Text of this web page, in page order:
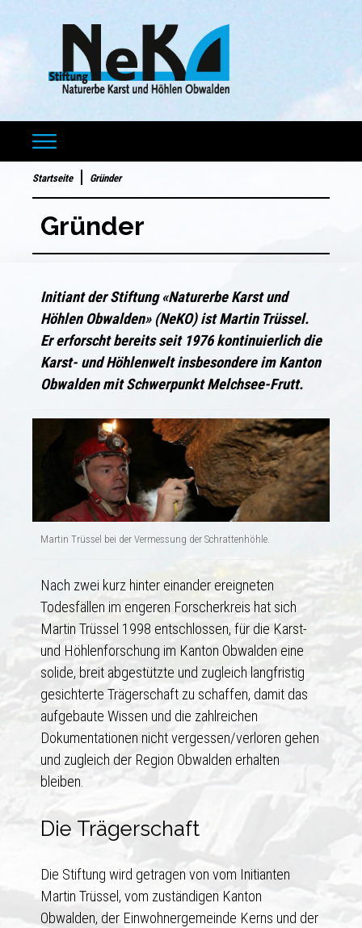
Startseite Gründer
Gründer
Initiant der Stiftung «Naturerbe Karst und
Höhlen Obwalden» (NeKO) ist Martin Trüssel.
Er erforscht bereits seit 1976 kontinuierlich die
Karst- und Höhlenwelt insbesondere im Kanton
Obwalden mit Schwerpunkt Melchsee-Frutt.
Martin Trüssel bei der Vermessung der Schrattenhöhle.
Nach zwei kurz hinter einander ereigneten
Todesfällen im engeren Forscherkreis hat sich
Martin Trüssel 1998 entschlossen, für die Karst-
und Höhlenforschung im Kanton Obwalden eine
solide, breit abgestützte und zugleich langfristig
gesichterte Trägerschaft zu schaffen, damit das
aufgebaute Wissen und die zahlreichen
Dokumentationen nicht vergessen/verloren gehen
und zugleich der Region Obwalden erhalten
bleiben.
Die Trägerschaft
Die Stiftung wird getragen von vom Initianten
Martin Trüssel, vom zuständigen Kanton
Obwalden, der Einwohnergemeinde Kerns und der